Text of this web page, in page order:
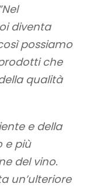
diventa
possiamo
che
qualità
e della
e più
del vino.
un’ulteriore